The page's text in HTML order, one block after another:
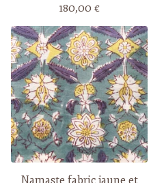
180,00 €